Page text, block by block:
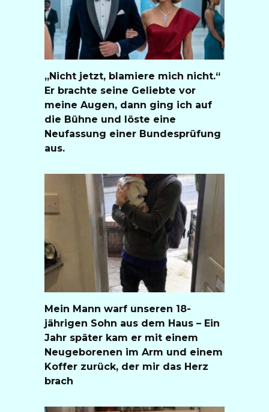
„Nicht jetzt, blamiere mich nicht.“
Er brachte seine Geliebte vor
meine Augen, dann ging ich auf
die Bühne und löste eine
Neufassung einer Bundesprüfung
aus.
Mein Mann warf unseren 18-
jährigen Sohn aus dem Haus – Ein
Jahr später kam er mit einem
Neugeborenen im Arm und einem
Koffer zurück, der mir das Herz
brach